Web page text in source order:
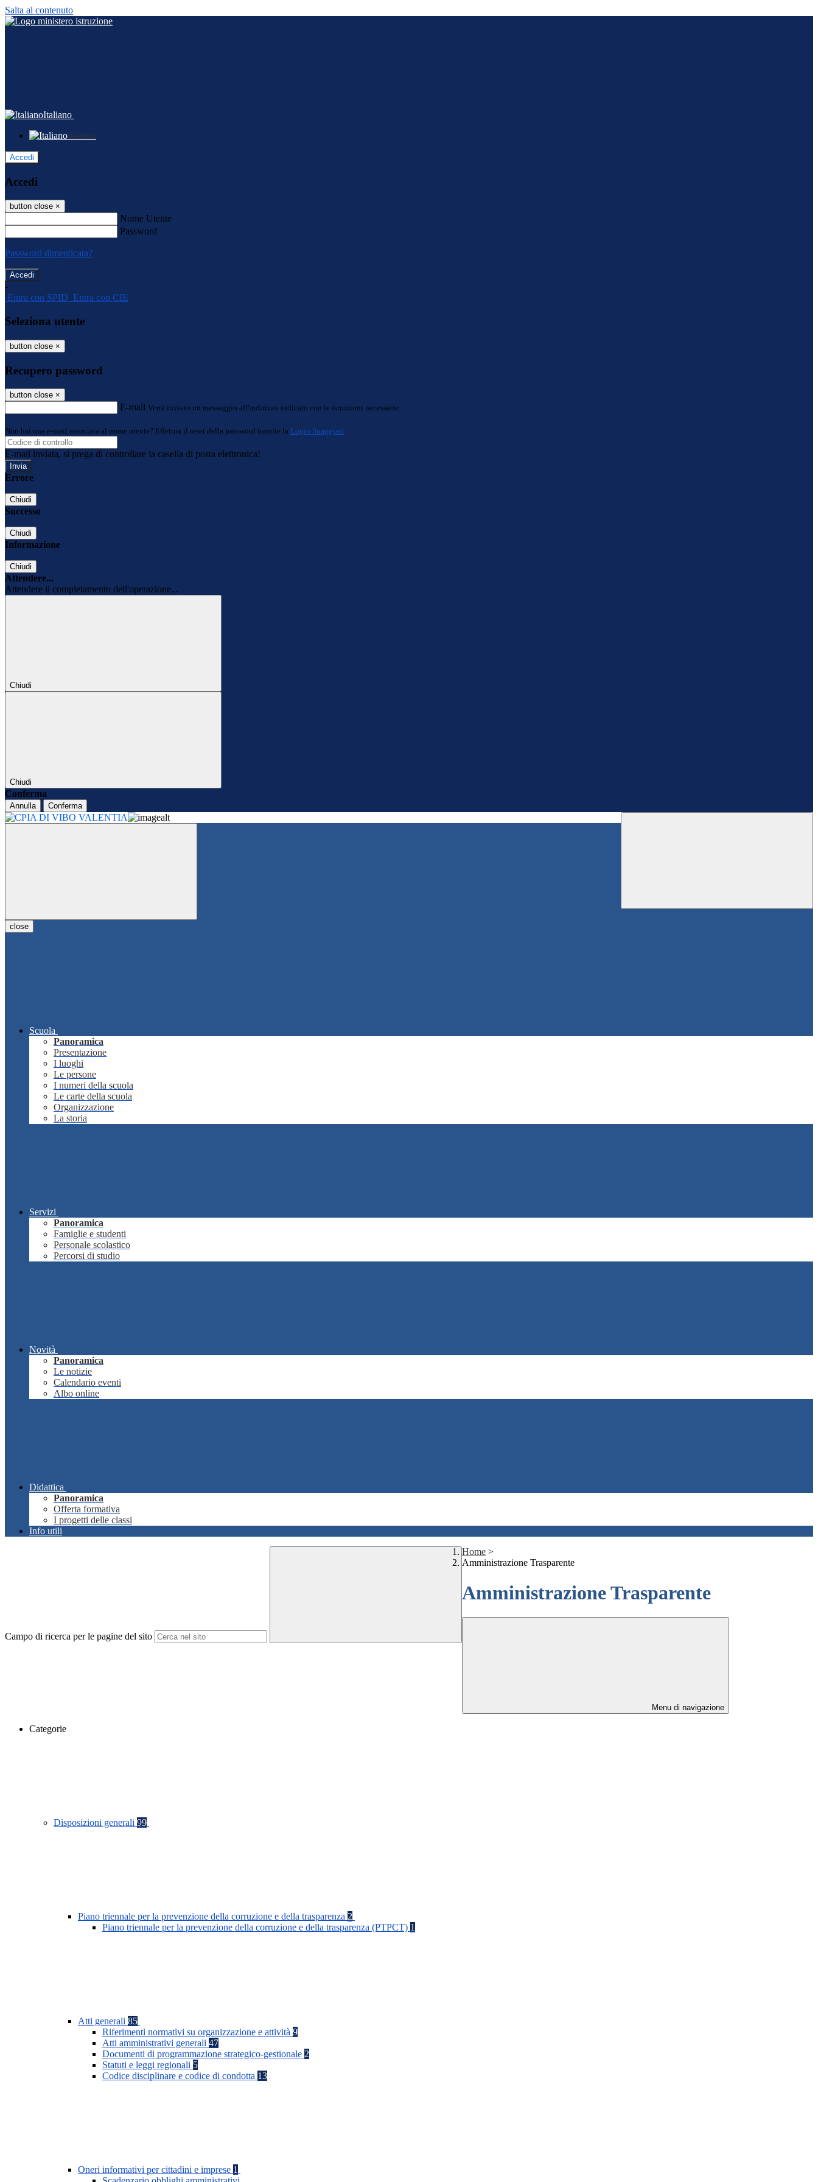
Salta al contenuto
Italiano
Italiano
Accedi
Accedi
button close ×
Nome Utente
Password
Password dimenticata?
-
Entra con SPID Entra con CIE
Seleziona utente
button close ×
Recupero password
button close ×
E-mail Verrà inviato un messaggio all'indirizzo indicato con le istruzioni necessarie.
Non hai una e-mail associata al nome utente? Effettua il reset della password tramite la Login Spaggiari
E-mail inviata, si prega di controllare la casella di posta elettronica!
Errore
Chiudi
Successo
Chiudi
Informazione
Chiudi
Attendere...
Attendere il completamento dell'operazione...
Chiudi
Chiudi
Conferma
Annulla Conferma
close
Scuola
Panoramica
Presentazione
I luoghi
Le persone
I numeri della scuola
Le carte della scuola
Organizzazione
La storia
Servizi
Panoramica
Famiglie e studenti
Personale scolastico
Percorsi di studio
Novità
Panoramica
Le notizie
Calendario eventi
Albo online
Didattica
Panoramica
Offerta formativa
I progetti delle classi
Info utili
Campo di ricerca per le pagine del sito
Home >
Amministrazione Trasparente
Amministrazione Trasparente
Menu di navigazione
Categorie
Disposizioni generali 99
Piano triennale per la prevenzione della corruzione e della trasparenza 2
Piano triennale per la prevenzione della corruzione e della trasparenza (PTPCT) 1
Atti generali 85
Riferimenti normativi su organizzazione e attività 9
Atti amministrativi generali 47
Documenti di programmazione strategico-gestionale 2
Statuti e leggi regionali 5
Codice disciplinare e codice di condotta 13
Oneri informativi per cittadini e imprese 1